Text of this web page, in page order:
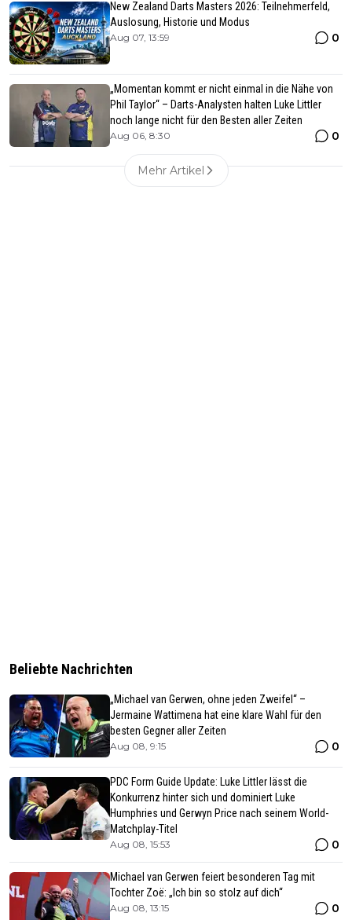
New Zealand Darts Masters 2026: Teilnehmerfeld,
Auslosung, Historie und Modus
Aug 07, 13:59 0
„Momentan kommt er nicht einmal in die Nähe von
Phil Taylor“ – Darts-Analysten halten Luke Littler
noch lange nicht für den Besten aller Zeiten
Aug 06, 8:30 0
Mehr Artikel
Beliebte Nachrichten
„Michael van Gerwen, ohne jeden Zweifel“ –
Jermaine Wattimena hat eine klare Wahl für den
besten Gegner aller Zeiten
Aug 08, 9:15 0
PDC Form Guide Update: Luke Littler lässt die
Konkurrenz hinter sich und dominiert Luke
Humphries und Gerwyn Price nach seinem World-
Matchplay-Titel
Aug 08, 15:53 0
Michael van Gerwen feiert besonderen Tag mit
Tochter Zoë: „Ich bin so stolz auf dich“
Aug 08, 13:15 0